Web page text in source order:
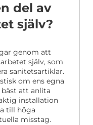
del av
själv?
genom att
själv, som
sanitetsartiklar.
om ens egna
att anlita
installation
till höga
misstag.